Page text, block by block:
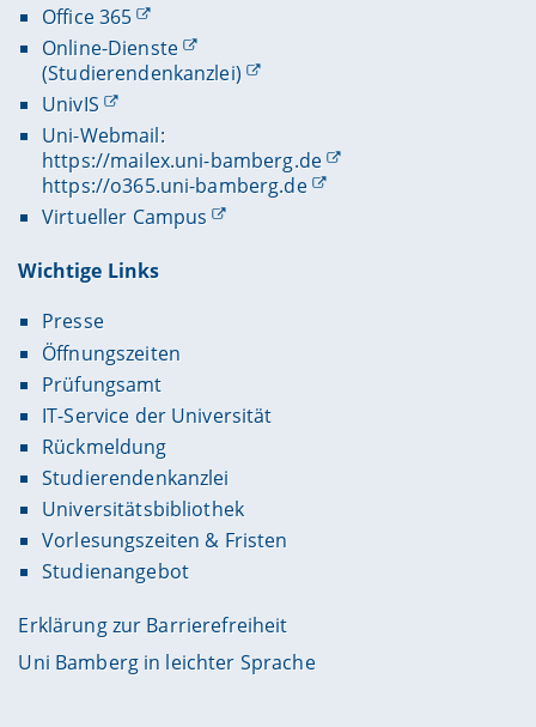
Office 365
Online-Dienste
(Studierendenkanzlei)
UnivIS
Uni-Webmail:
https://mailex.uni-bamberg.de
https://o365.uni-bamberg.de
Virtueller Campus
Wichtige Links
Presse
Öffnungszeiten
Prüfungsamt
IT-Service der Universität
Rückmeldung
Studierendenkanzlei
Universitätsbibliothek
Vorlesungszeiten & Fristen
Studienangebot
Erklärung zur Barrierefreiheit
Uni Bamberg in leichter Sprache